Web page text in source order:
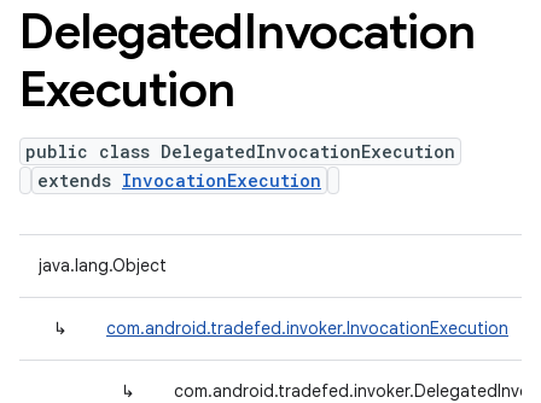
DelegatedInvocation
Execution
public class DelegatedInvocationExecution
extends InvocationExecution
java.lang.Object
↳ com.android.tradefed.invoker.InvocationExecution
↳